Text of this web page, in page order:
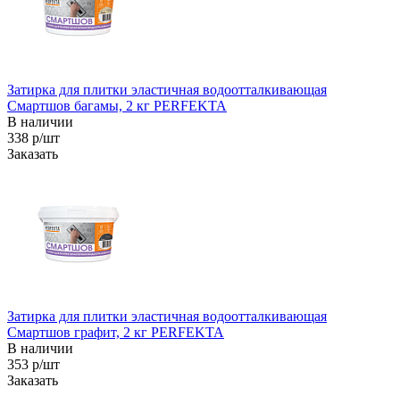
Затирка для плитки эластичная водоотталкивающая
Смартшов багамы, 2 кг PERFEKTA
В наличии
338 р/шт
Заказать
Затирка для плитки эластичная водоотталкивающая
Смартшов графит, 2 кг PERFEKTA
В наличии
353 р/шт
Заказать